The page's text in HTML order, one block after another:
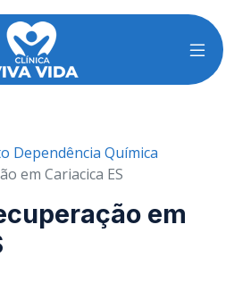
Dependência Química
em Cariacica ES
em